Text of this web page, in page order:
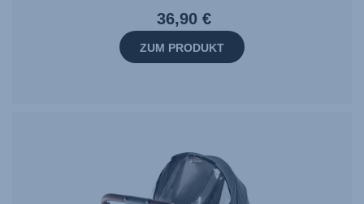
36,90 €
ZUM PRODUKT